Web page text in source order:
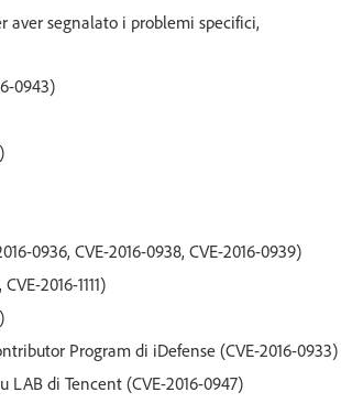
aver segnalato i problemi specifici,
0943)
0936, CVE-2016-0938, CVE-2016-0939)
2016-1111)
Program di iDefense (CVE-2016-0933)
di Tencent (CVE-2016-0947)